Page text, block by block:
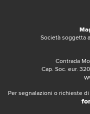
Società soggetta
Contrada
Cap. Soc. eur.
Per segnalazioni o richieste